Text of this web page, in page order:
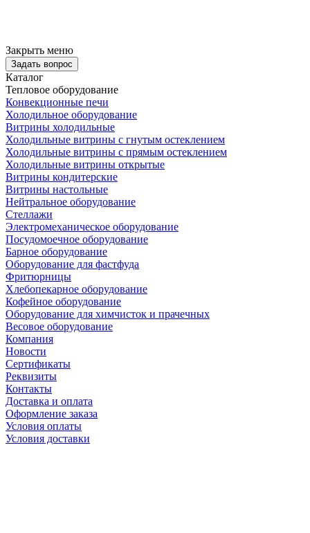
Закрыть меню
Задать вопрос
Каталог
Тепловое оборудование
Конвекционные печи
Холодильное оборудование
Витрины холодильные
Холодильные витрины с гнутым остеклением
Холодильные витрины с прямым остеклением
Холодильные витрины открытые
Витрины кондитерские
Витрины настольные
Нейтральное оборудование
Стеллажи
Электромеханическое оборудование
Посудомоечное оборудование
Барное оборудование
Оборудование для фастфуда
Фритюрницы
Хлебопекарное оборудование
Кофейное оборудование
Оборудование для химчисток и прачечных
Весовое оборудование
Компания
Новости
Сертификаты
Реквизиты
Контакты
Доставка и оплата
Оформление заказа
Условия оплаты
Условия доставки